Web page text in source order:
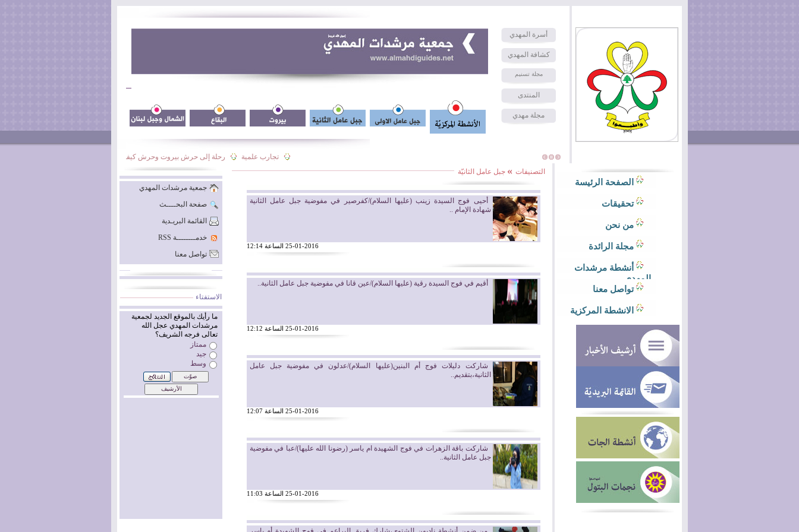
أسرة المهدي
كشافة المهدي
مجلة تسنيم
المنتدى
مجلة مهدي
رحلة إلى حرش بيروت وحرش كيفون تجارب علمية
الصفحة الرئيسة
تحقيقات
من نحن
مجلة الرائدة
أنشطة مرشدات
المهدي
تواصل معنا
الانشطة المركزية
التصنيفات » جبل عامل الثانيّة
أحيى فوج السيدة زينب (عليها السلام)/كفرصير في مفوضية جبل عامل الثانية
شهادة الإمام ..
25-01-2016 الساعة 12:14
أقيم في فوج السيدة رقية (عليها السلام)/عين قانا في مفوضية جبل عامل الثانية..
25-01-2016 الساعة 12:12
شاركت دليلات فوج أم البنين(عليها السلام)/عدلون في مفوضية جبل عامل
الثانية،بتقديم..
25-01-2016 الساعة 12:07
شاركت باقة الزهرات في فوج الشهيدة ام ياسر (رضونا الله عليها)/عبا في مفوضية
جبل عامل الثانية..
25-01-2016 الساعة 11:03
جمعية مرشدات المهدي
صفحة البحــــث
القائمة البريـدية
خدمــــــــة RSS
تواصل معنا
الاستفتاء